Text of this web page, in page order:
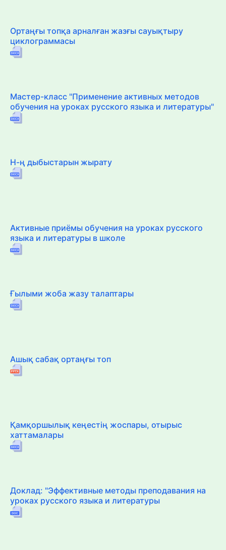
Ортаңғы топқа арналған жазғы сауықтыру
циклограммасы
Мастер-класс "Применение активных методов
обучения на уроках русского языка и литературы"
Н-ң дыбыстарын жырату
Активные приёмы обучения на уроках русского
языка и литературы в школе
Ғылыми жоба жазу талаптары
Ашық сабақ ортаңғы топ
Қамқоршылық кеңестің жоспары, отырыс
хаттамалары
Доклад: "Эффективные методы преподавания на
уроках русского языка и литературы